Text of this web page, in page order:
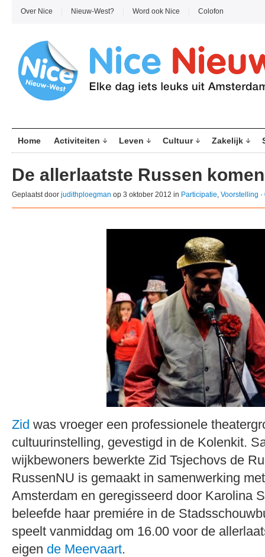
Over Nice Nieuw-West? Word ook Nice Colofon
Home Activiteiten Leven Cultuur Zakelijk
De allerlaatste Russen
Geplaatst door judithploegman op 3 oktober 2012 in Participatie, Voorstelling ·
Zid was vroeger een professionele
cultuurinstelling, gevestigd in de Kolenkit.
wijkbewoners bewerkte Zid Tsjechovs de
RussenNU is gemaakt in samenwerking
Amsterdam en geregisseerd door Karolina
beleefde haar premiére in de
speelt vanmiddag om 16.00 voor de
eigen de Meervaart.